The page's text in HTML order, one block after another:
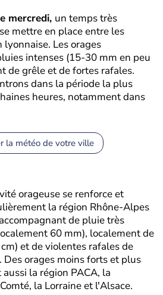
mercredi, un temps très
mettre en place entre les
lyonnaise. Les orages
intenses (15-30 mm en peu
de grêle et de fortes rafales.
dans la période la plus
heures, notamment dans
la météo de votre ville
orageuse se renforce et
la région Rhône-Alpes
de pluie très
60 mm), localement de
et de violentes rafales de
orages moins forts et plus
la région PACA, la
la Lorraine et l'Alsace.